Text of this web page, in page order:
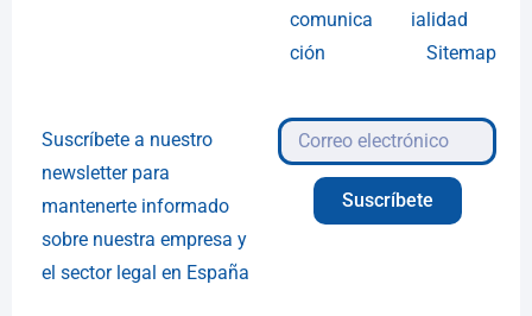
comunica
ción
ialidad
Sitemap
Suscríbete a nuestro
newsletter para
mantenerte informado
sobre nuestra empresa y
el sector legal en España
Suscríbete